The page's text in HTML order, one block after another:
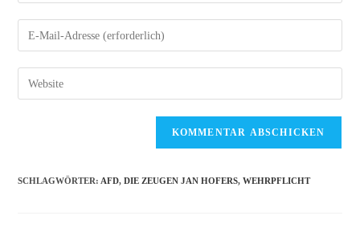
Namen
oder
zum
Kommentieren
Gib
deine
E-
Mail-
Gib
deine
(optional)
SCHLAGWÖRTER: AFD, DIE ZEUGEN JAN HOFERS, WEHRPFLICHT